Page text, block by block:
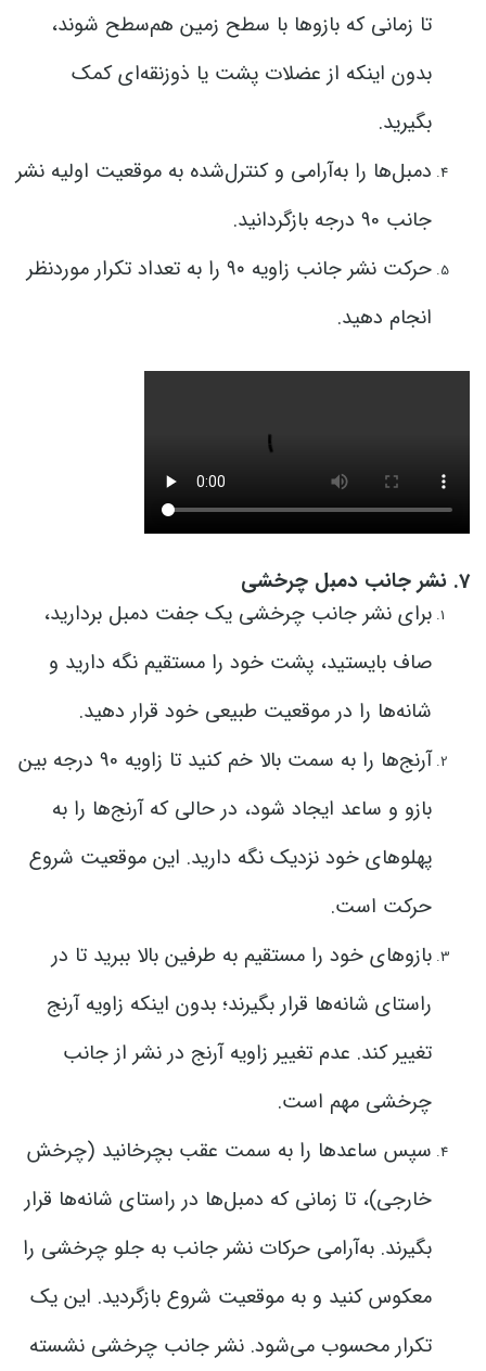
تا زمانی که بازوها با سطح زمین هم‌سطح شوند،
بدون اینکه از عضلات پشت یا ذوزنقه‌ای کمک
بگیرید.
دمبل‌ها را به‌آرامی و کنترل‌شده به موقعیت اولیه نشر
جانب 90 درجه بازگردانید.
حرکت نشر جانب زاویه ۹۰ را به تعداد تکرار موردنظر
انجام دهید.
7. نشر جانب دمبل چرخشی
برای نشر جانب چرخشی یک جفت دمبل بردارید،
صاف بایستید، پشت خود را مستقیم نگه دارید و
شانه‌ها را در موقعیت طبیعی خود قرار دهید.
آرنج‌ها را به سمت بالا خم کنید تا زاویه 90 درجه بین
بازو و ساعد ایجاد شود، در حالی که آرنج‌ها را به
پهلوهای خود نزدیک نگه دارید. این موقعیت شروع
حرکت است.
بازوهای خود را مستقیم به طرفین بالا ببرید تا در
راستای شانه‌ها قرار بگیرند؛ بدون اینکه زاویه آرنج
تغییر کند. عدم تغییر زاویه آرنج در نشر از جانب
چرخشی مهم است.
سپس ساعدها را به سمت عقب بچرخانید (چرخش
خارجی)، تا زمانی که دمبل‌ها در راستای شانه‌ها قرار
بگیرند. به‌آرامی حرکات نشر جانب به جلو چرخشی را
معکوس کنید و به موقعیت شروع بازگردید. این یک
تکرار محسوب می‌شود. نشر جانب چرخشی نشسته